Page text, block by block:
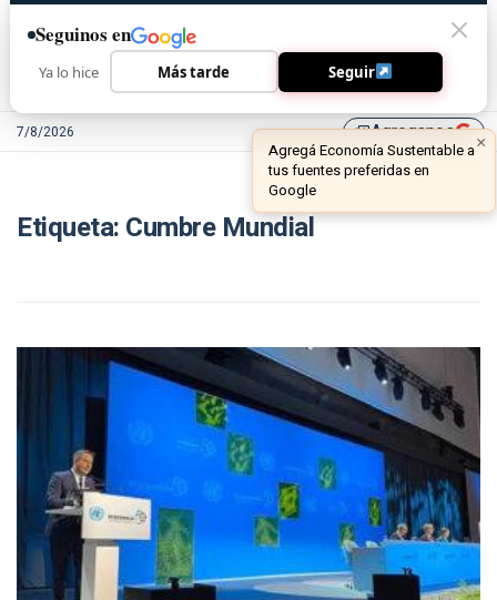
7/8/2026 library_addAgreganos ×
Agregá Economía Sustentable a
tus fuentes preferidas en
Google
Etiqueta: Cumbre Mundial
Seguinos en
Ya lo hice Más tarde Seguir